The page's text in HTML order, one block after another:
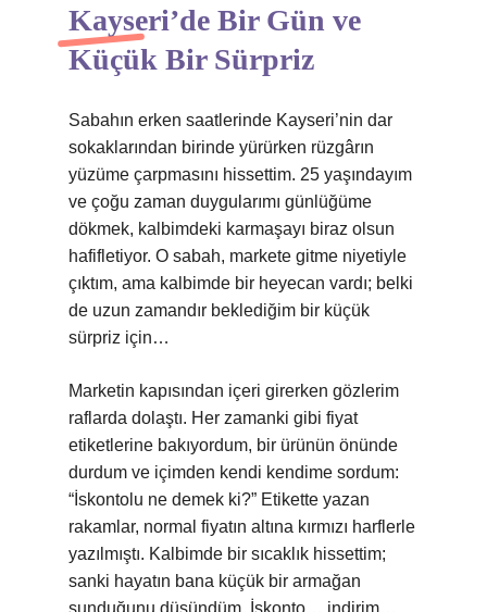
Kayseri’de Bir Gün ve
Küçük Bir Sürpriz
Sabahın erken saatlerinde Kayseri’nin dar
sokaklarından birinde yürürken rüzgârın
yüzüme çarpmasını hissettim. 25 yaşındayım
ve çoğu zaman duygularımı günlüğüme
dökmek, kalbimdeki karmaşayı biraz olsun
hafifletiyor. O sabah, markete gitme niyetiyle
çıktım, ama kalbimde bir heyecan vardı; belki
de uzun zamandır beklediğim bir küçük
sürpriz için…
Marketin kapısından içeri girerken gözlerim
raflarda dolaştı. Her zamanki gibi fiyat
etiketlerine bakıyordum, bir ürünün önünde
durdum ve içimden kendi kendime sordum:
“İskontolu ne demek ki?” Etikette yazan
rakamlar, normal fiyatın altına kırmızı harflerle
yazılmıştı. Kalbimde bir sıcaklık hissettim;
sanki hayatın bana küçük bir armağan
sunduğunu düşündüm. İskonto… indirim…